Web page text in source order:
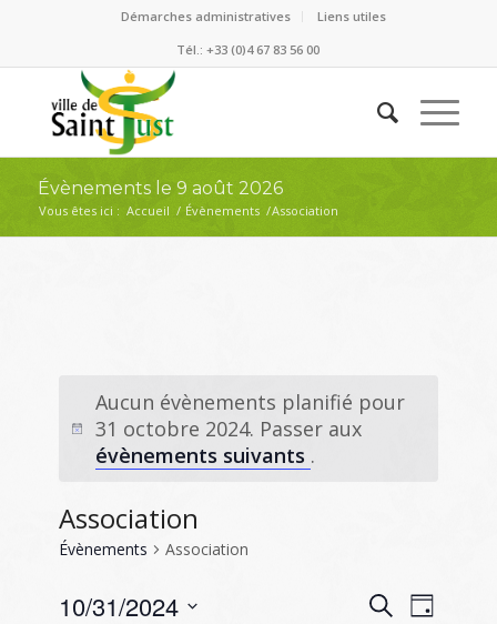
Démarches administratives
Liens utiles
Tél.: +33 (0)4 67 83 56 00
Évènements le 9 août 2026
Vous êtes ici : Accueil / Évènements /Association
Aucun évènements planifié pour
31 octobre 2024. Passer aux
évènements suivants .
Association
Évènements Association
Recherche
Jour
10/31/2024